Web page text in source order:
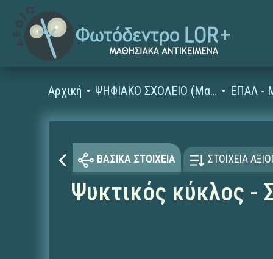
Αρχική ΨΗΦΙΑΚΟ ΣΧΟΛΕΙΟ (Μαθησιακά Αντικείμενα) ΕΠΑΛ -
ΒΑΣΙΚΑ ΣΤΟΙΧΕΙΑ ΣΤΟΙΧΕΙΑ
Ψυκτικός κύκλος -